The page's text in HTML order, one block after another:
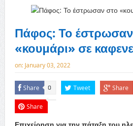
Πάφος: Το
«κουμάρι» σε
on: January 03, 2022
Share 0 Tweet Share
Share